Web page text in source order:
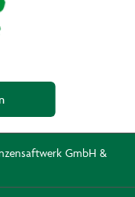
GmbH &